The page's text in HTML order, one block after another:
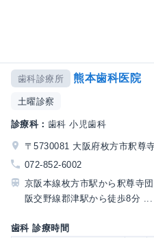
歯科診療所 熊本歯科医院
土曜診察
診療科： 歯科 小児歯科
〒5730081 大阪府枚方市釈尊
072-852-6002
京阪本線枚方市駅から釈尊寺
阪交野線郡津駅から徒歩8分 ...
歯科 診療時間